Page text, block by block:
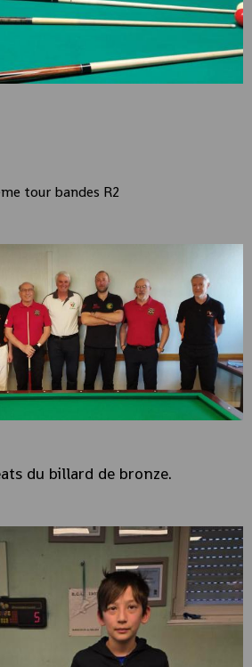
tour bandes R2
du billard de bronze.